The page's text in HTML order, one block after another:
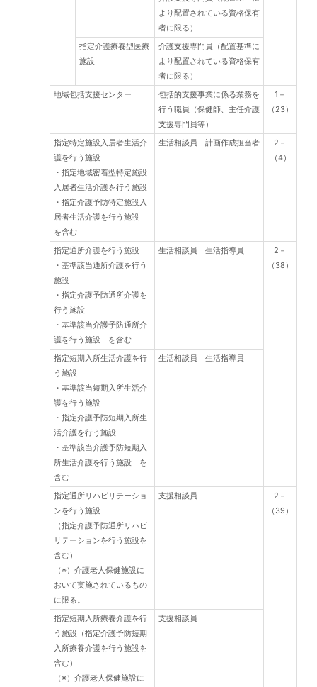
より配置されている資格保有
者に限る）
指定介護療養型医療
施設
介護支援専門員（配置基準に
より配置されている資格保有
者に限る）
地域包括支援センター
包括的支援事業に係る業務を
行う職員（保健師、主任介護
支援専門員等）
1－
（23）
指定特定施設入居者生活介
護を行う施設
・指定地域密着型特定施設
入居者生活介護を行う施設
・指定介護予防特定施設入
居者生活介護を行う施設
を含む
生活相談員 計画作成担当者
2－
（4）
指定通所介護を行う施設
・基準該当通所介護を行う
施設
・指定介護予防通所介護を
行う施設
・基準該当介護予防通所介
護を行う施設 を含む
生活相談員 生活指導員
2－
（38）
指定短期入所生活介護を行
う施設
・基準該当短期入所生活介
護を行う施設
・指定介護予防短期入所生
活介護を行う施設
・基準該当介護予防短期入
所生活介護を行う施設 を
含む
生活相談員 生活指導員
指定通所リハビリテーショ
ンを行う施設
（指定介護予防通所リハビ
リテーションを行う施設を
含む）
（※）介護老人保健施設に
おいて実施されているもの
に限る。
支援相談員
2－
（39）
指定短期入所療養介護を行
う施設（指定介護予防短期
入所療養介護を行う施設を
含む）
（※）介護老人保健施設に
支援相談員